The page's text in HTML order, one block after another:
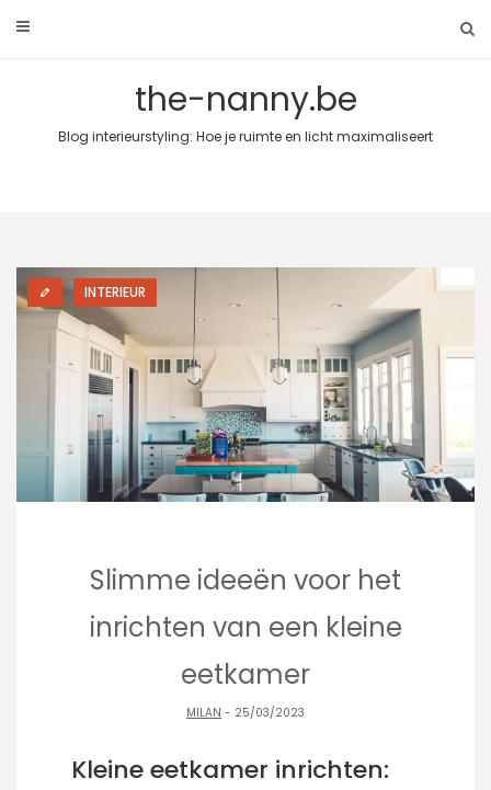
the-nanny.be
Blog interieurstyling: Hoe je ruimte en licht maximaliseert
INTERIEUR
Slimme ideeën voor het
inrichten van een kleine
eetkamer
MILAN - 25/03/2023
Kleine eetkamer inrichten: